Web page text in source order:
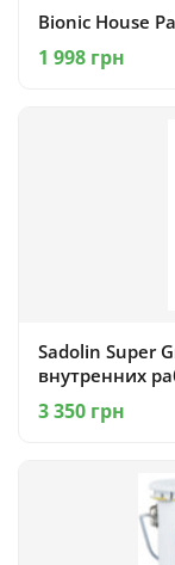
Bionic House
1 998 грн
Sadolin Super
внутренних
3 350 грн